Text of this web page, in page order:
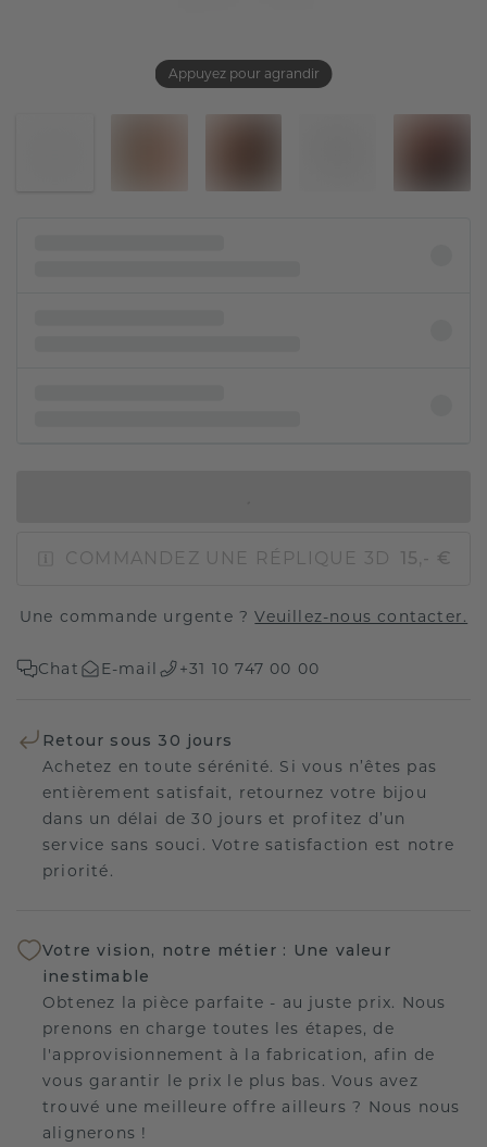
Appuyez pour agrandir
COMMANDEZ UNE RÉPLIQUE 3D 15,- €
Une commande urgente ?Veuillez-nous contacter.
Chat E-mail +31 10 747 00 00
Retour sous 30 jours
Achetez en toute sérénité. Si vous n’êtes pas
entièrement satisfait, retournez votre bijou
dans un délai de 30 jours et profitez d’un
service sans souci. Votre satisfaction est notre
priorité.
Votre vision, notre métier : Une valeur
inestimable
Obtenez la pièce parfaite - au juste prix. Nous
prenons en charge toutes les étapes, de
l'approvisionnement à la fabrication, afin de
vous garantir le prix le plus bas. Vous avez
trouvé une meilleure offre ailleurs ? Nous nous
alignerons !